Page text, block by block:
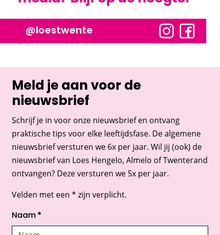
@loestwente
Meld je aan voor de
nieuwsbrief
Schrijf je in voor onze nieuwsbrief en ontvang
praktische tips voor elke leeftijdsfase. De algemene
nieuwsbrief versturen we 6x per jaar. Wil jij (ook) de
nieuwsbrief van Loes Hengelo, Almelo of Twenterand
ontvangen? Deze versturen we 5x per jaar.
Velden met een * zijn verplicht.
Naam *